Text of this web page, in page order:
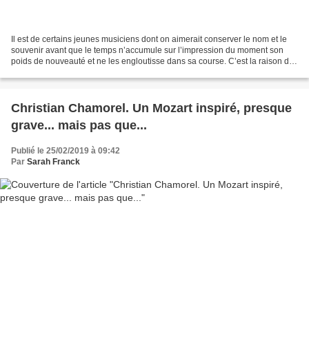
Il est de certains jeunes musiciens dont on aimerait conserver le nom et le
souvenir avant que le temps n’accumule sur l’impression du moment son
poids de nouveauté et ne les engloutisse dans sa course. C’est la raison de
Christian Chamorel. Un Mozart inspiré, presque
grave... mais pas que...
Publié le 25/02/2019 à 09:42
Par Sarah Franck